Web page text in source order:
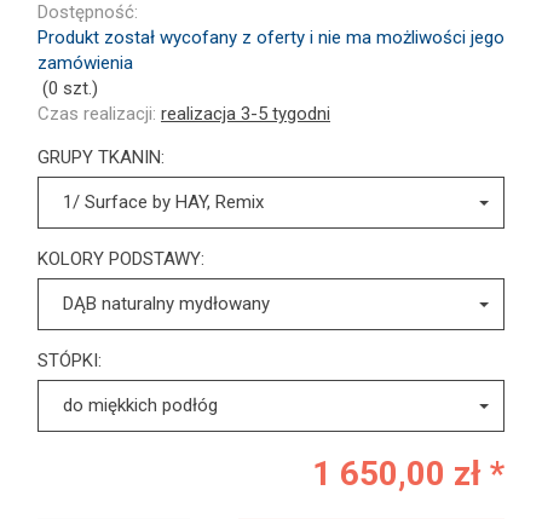
Dostępność:
Produkt został wycofany z oferty i nie ma możliwości jego
zamówienia
(0 szt.)
Czas realizacji: realizacja 3-5 tygodni
GRUPY TKANIN:
1/ Surface by HAY, Remix
KOLORY PODSTAWY:
DĄB naturalny mydłowany
STÓPKI:
do miękkich podłóg
1 650,00 zł *